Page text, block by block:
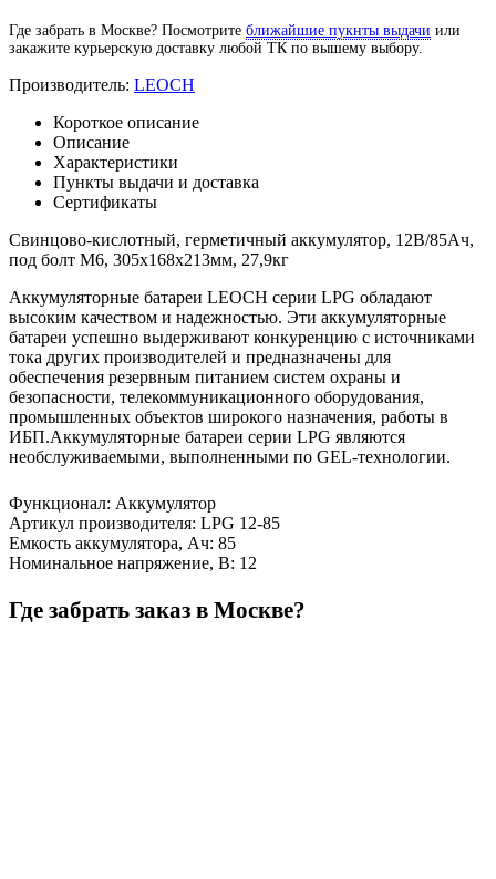
Где забрать в Москве? Посмотрите ближайшие пукнты выдачи или
закажите курьерскую доставку любой ТК по вышему выбору.
Производитель: LEOCH
Короткое описание
Описание
Характеристики
Пункты выдачи и доставка
Сертификаты
Свинцово-кислотный, герметичный аккумулятор, 12В/85Ач,
под болт М6, 305х168х213мм, 27,9кг
Аккумуляторные батареи LEOCH серии LPG обладают
высоким качеством и надежностью. Эти аккумуляторные
батареи успешно выдерживают конкуренцию с источниками
тока других производителей и предназначены для
обеспечения резервным питанием систем охраны и
безопасности, телекоммуникационного оборудования,
промышленных объектов широкого назначения, работы в
ИБП.Аккумуляторные батареи серии LPG являются
необслуживаемыми, выполненными по GEL-технологии.
Функционал: Аккумулятор
Артикул производителя: LPG 12-85
Емкость аккумулятора, Ач: 85
Номинальное напряжение, В: 12
Где забрать заказ в Москве?